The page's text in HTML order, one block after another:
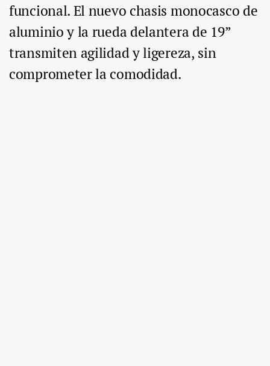
funcional. El nuevo chasis monocasco de
aluminio y la rueda delantera de 19”
transmiten agilidad y ligereza, sin
comprometer la comodidad.